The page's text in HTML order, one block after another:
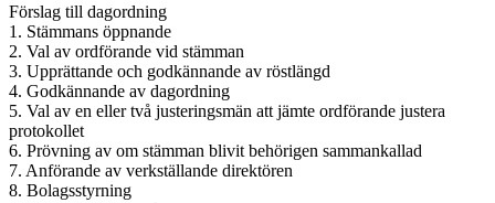
Förslag till dagordning
1. Stämmans öppnande
2. Val av ordförande vid stämman
3. Upprättande och godkännande av röstlängd
4. Godkännande av dagordning
5. Val av en eller två justeringsmän att jämte ordförande justera
protokollet
6. Prövning av om stämman blivit behörigen sammankallad
7. Anförande av verkställande direktören
8. Bolagsstyrning